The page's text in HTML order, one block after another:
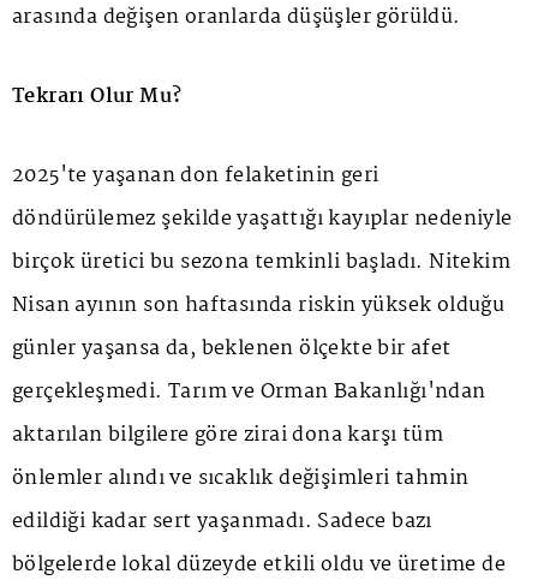
arasında değişen oranlarda düşüşler görüldü.
Tekrarı Olur Mu?
2025'te yaşanan don felaketinin geri
döndürülemez şekilde yaşattığı kayıplar nedeniyle
birçok üretici bu sezona temkinli başladı. Nitekim
Nisan ayının son haftasında riskin yüksek olduğu
günler yaşansa da, beklenen ölçekte bir afet
gerçekleşmedi. Tarım ve Orman Bakanlığı'ndan
aktarılan bilgilere göre zirai dona karşı tüm
önlemler alındı ve sıcaklık değişimleri tahmin
edildiği kadar sert yaşanmadı. Sadece bazı
bölgelerde lokal düzeyde etkili oldu ve üretime de